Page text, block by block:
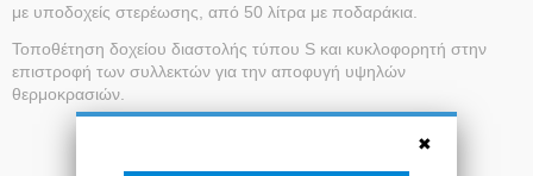
με υποδοχείς στερέωσης, από 50 λίτρα με ποδαράκια.
Τοποθέτηση δοχείου διαστολής τύπου S και κυκλοφορητή στην
επιστροφή των συλλεκτών για την αποφυγή υψηλών
θερμοκρασιών.